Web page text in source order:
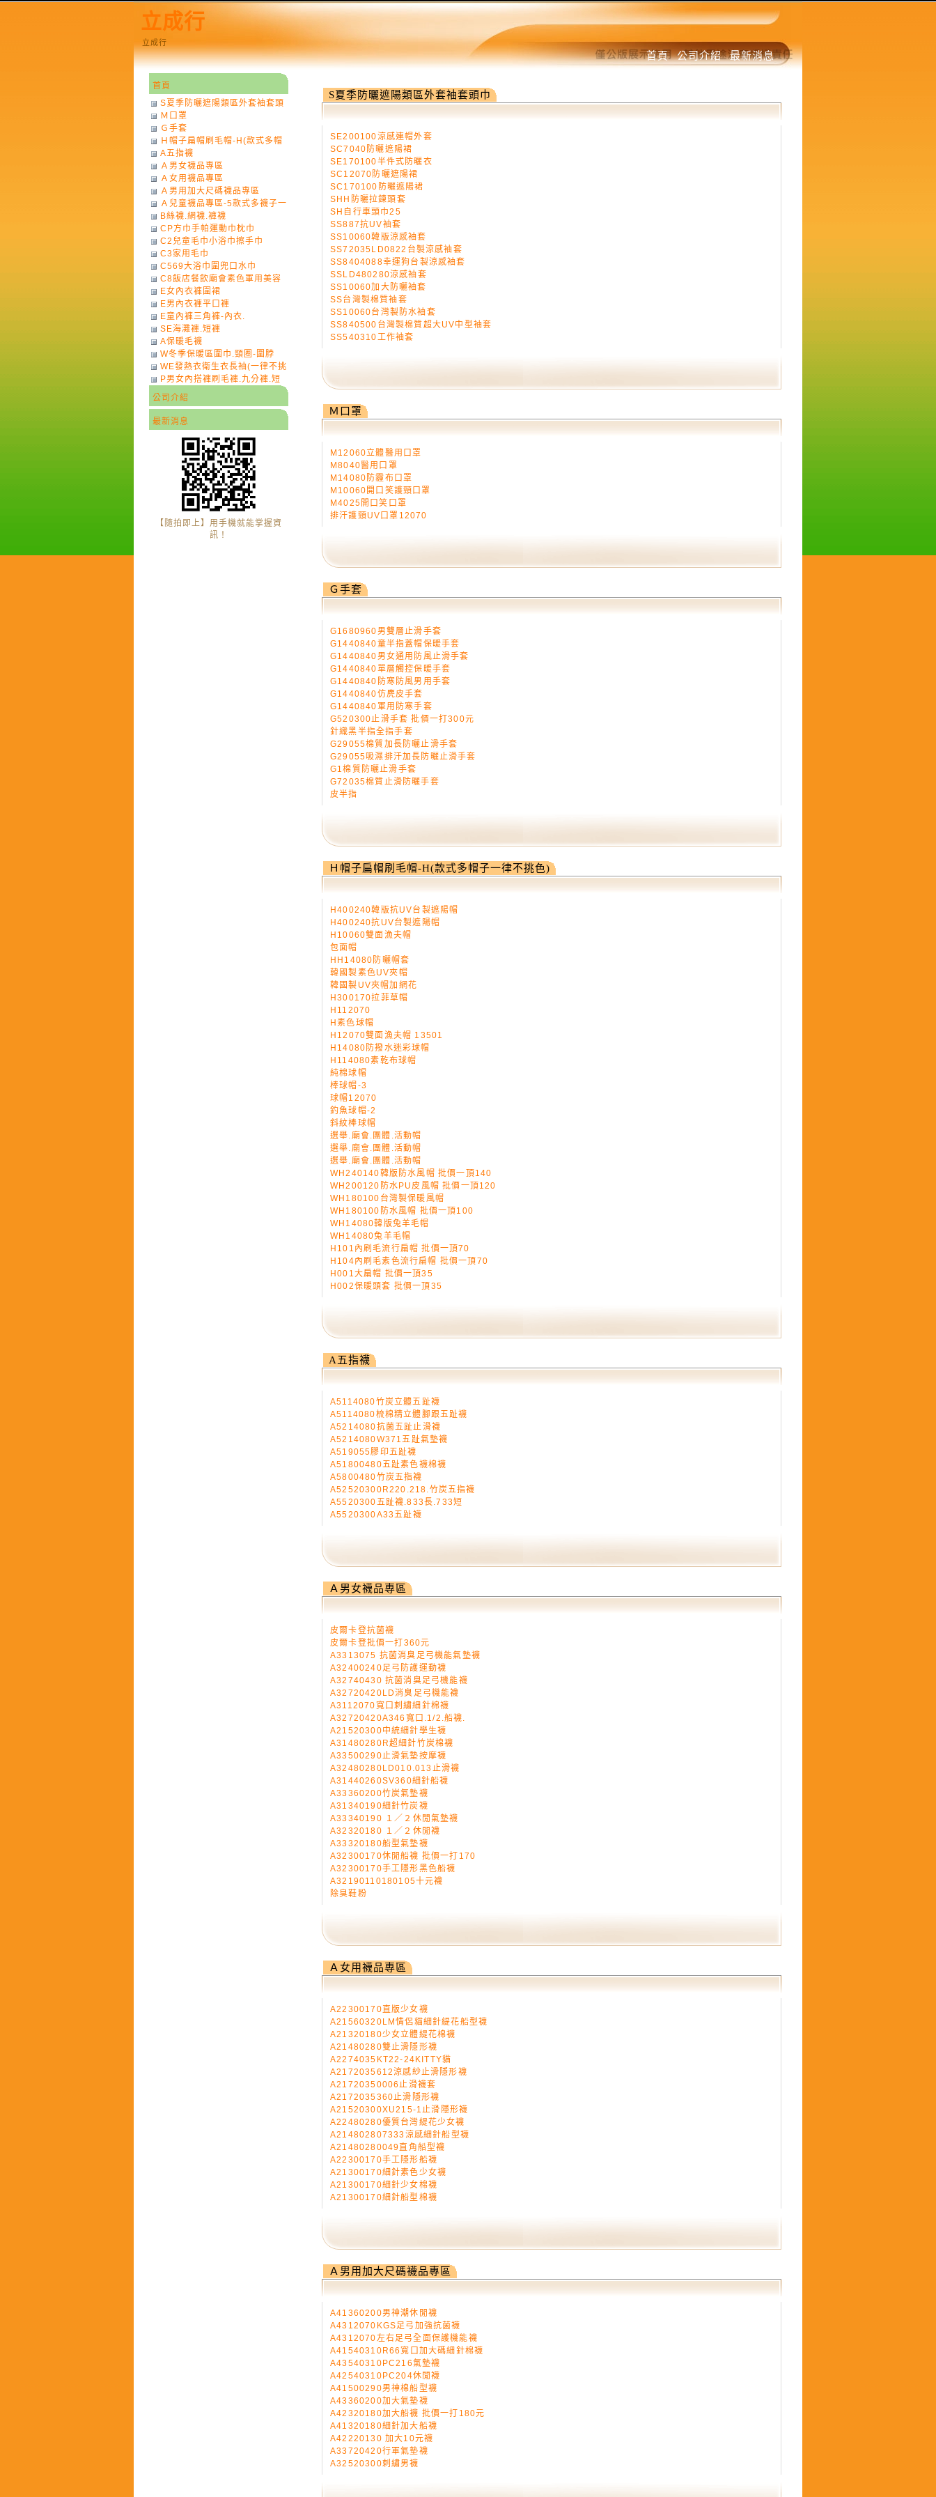
立成行
立成行
首頁 公司介紹 最新消息
S夏季防曬遮陽類區外套袖套頭巾
SE200100涼感連帽外套
SC7040防曬遮陽裙
SE170100半件式防曬衣
SC12070防曬遮陽裙
SC170100防曬遮陽裙
SHH防曬拉鍊頭套
SH自行車頭巾25
SS887抗UV袖套
SS10060韓版涼感袖套
SS72035LD0822台製涼感袖套
SS8404088幸運狗台製涼感袖套
SSLD480280涼感袖套
SS10060加大防曬袖套
SS台灣製棉質袖套
SS10060台灣製防水袖套
SS840500台灣製棉質超大UV中型袖套
SS540310工作袖套
Ｍ口罩
M12060立體醫用口罩
M8040醫用口罩
M14080防霾布口罩
M10060開口笑護頸口罩
M4025開口笑口罩
排汗護頸UV口罩12070
Ｇ手套
G1680960男雙層止滑手套
G1440840童半指蓋帽保暖手套
G1440840男女通用防風止滑手套
G1440840單層觸控保暖手套
G1440840防寒防風男用手套
G1440840仿麂皮手套
G1440840軍用防寒手套
G520300止滑手套 批價一打300元
針織黑半指全指手套
G29055棉質加長防曬止滑手套
G29055吸濕排汗加長防曬止滑手套
G1棉質防曬止滑手套
G72035棉質止滑防曬手套
皮半指
Ｈ帽子扁帽刷毛帽-H(款式多帽子一律不挑色)
H400240韓版抗UV台製遮陽帽
H400240抗UV台製遮陽帽
H10060雙面漁夫帽
包面帽
HH14080防曬帽套
韓國製素色UV夾帽
韓國製UV夾帽加網花
H300170拉菲草帽
H112070
H素色球帽
H12070雙面漁夫帽 13501
H14080防撥水迷彩球帽
H114080素乾布球帽
純棉球帽
棒球帽-3
球帽12070
釣魚球帽-2
斜紋棒球帽
選舉.廟會.團體.活動帽
選舉.廟會.團體.活動帽
選舉.廟會.團體.活動帽
WH240140韓版防水風帽 批價一頂140
WH200120防水PU皮風帽 批價一頂120
WH180100台灣製保暖風帽
WH180100防水風帽 批價一頂100
WH14080韓版兔羊毛帽
WH14080兔羊毛帽
H101內刷毛流行扁帽 批價一頂70
H104內刷毛素色流行扁帽 批價一頂70
H001大扁帽 批價一頂35
H002保暖頭套 批價一頂35
A五指襪
A5114080竹炭立體五趾襪
A5114080梳棉精立體腳跟五趾襪
A5214080抗菌五趾止滑襪
A5214080W371五趾氣墊襪
A519055膠印五趾襪
A51800480五趾素色襪棉襪
A5800480竹炭五指襪
A52520300R220.218.竹炭五指襪
A5520300五趾襪.833長.733短
A5520300A33五趾襪
Ａ男女襪品專區
皮爾卡登抗菌襪
皮爾卡登批價一打360元
A3313075 抗菌消臭足弓機能氣墊襪
A32400240足弓防護運動襪
A32740430 抗菌消臭足弓機能襪
A32720420LD消臭足弓機能襪
A3112070寬口刺繡細針棉襪
A32720420A346寬口.1/2.船襪.
A21520300中統細針學生襪
A31480280R超細針竹炭棉襪
A33500290止滑氣墊按摩襪
A32480280LD010.013止滑襪
A31440260SV360細針船襪
A33360200竹炭氣墊襪
A31340190細針竹炭襪
A33340190 １／２休閒氣墊襪
A32320180 １／２休閒襪
A33320180船型氣墊襪
A32300170休閒船襪 批價一打170
A32300170手工隱形黑色船襪
A32190110180105十元襪
除臭鞋粉
Ａ女用襪品專區
A22300170直版少女襪
A21560320LM情侶貓細針緹花船型襪
A21320180少女立體緹花棉襪
A21480280雙止滑隱形襪
A2274035KT22-24KITTY貓
A2172035612涼感紗止滑隱形襪
A21720350006止滑襪套
A2172035360止滑隱形襪
A21520300XU215-1止滑隱形襪
A22480280優質台灣緹花少女襪
A214802807333涼感細針船型襪
A21480280049直角船型襪
A22300170手工隱形船襪
A21300170細針素色少女襪
A21300170細針少女棉襪
A21300170細針船型棉襪
Ａ男用加大尺碼襪品專區
A41360200男神潮休閒襪
A4312070KGS足弓加強抗菌襪
A4312070左右足弓全面保護機能襪
A41540310R66寬口加大碼細針棉襪
A43540310PC216氣墊襪
A42540310PC204休閒襪
A41500290男神棉船型襪
A43360200加大氣墊襪
A42320180加大船襪 批價一打180元
A41320180細針加大船襪
A42220130 加大10元襪
A33720420行軍氣墊襪
A32520300刺繡男襪
首頁
S夏季防曬遮陽類區外套袖套頭
巾
Ｍ口罩
Ｇ手套
Ｈ帽子扁帽刷毛帽-H(款式多帽
子一律不挑色)
A五指襪
Ａ男女襪品專區
Ａ女用襪品專區
Ａ男用加大尺碼襪品專區
Ａ兒童襪品專區-5款式多襪子一
律不挑款式花色)
B絲襪.網襪.褲襪
CP方巾手帕運動巾枕巾
C2兒童毛巾小浴巾擦手巾
C3家用毛巾
C569大浴巾圍兜口水巾
C8飯店餐飲廟會素色軍用美容
巾
E女內衣褲圍裙
E男內衣褲平口褲
E童內褲三角褲-內衣.
SE海灘褲.短褲
A保暖毛襪
W冬季保暖區圍巾.頸圈-圍脖
WE發熱衣衛生衣長袖(一律不挑
色)-7
P男女內搭褲刷毛褲.九分褲.短
褲
公司介紹
最新消息
【隨拍即上】用手機就能掌握資
訊！